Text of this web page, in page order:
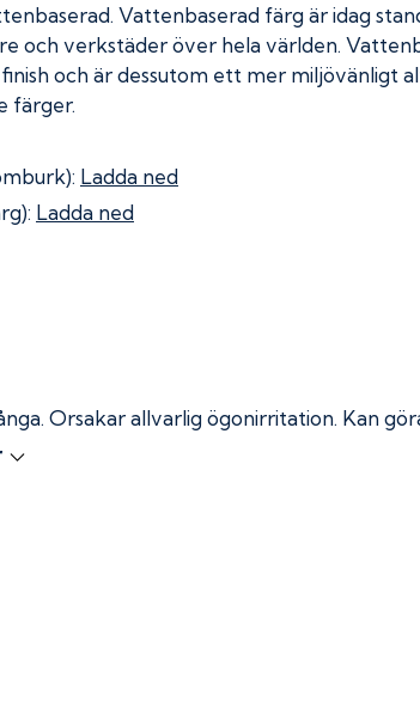
Vattenbaserad färg är idag
och verkstäder över hela världen.
och är dessutom ett mer miljövänligt
färger.
Ladda ned
Ladda ned
Orsakar allvarlig ögonirritation. Kan